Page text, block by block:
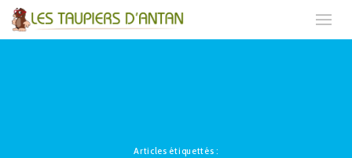
Articles étiquettés :